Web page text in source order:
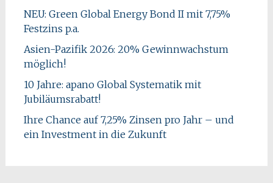
NEU: Green Global Energy Bond II mit 7,75%
Festzins p.a.
Asien-Pazifik 2026: 20% Gewinnwachstum
möglich!
10 Jahre: apano Global Systematik mit
Jubiläumsrabatt!
Ihre Chance auf 7,25% Zinsen pro Jahr – und
ein Investment in die Zukunft